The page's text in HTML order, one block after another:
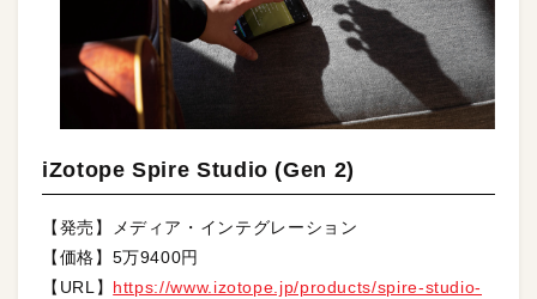
iZotope Spire Studio (Gen 2)
【発売】メディア・インテグレーション
【価格】5万9400円
【URL】 https://www.izotope.jp/products/spire-studio-